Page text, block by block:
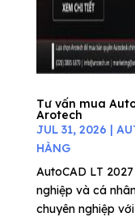
Tư vấn mua
Arotech
JUL 31, 2026 |
HÀNG
AutoCAD LT
nghiệp và cá
chuyên nghiệp